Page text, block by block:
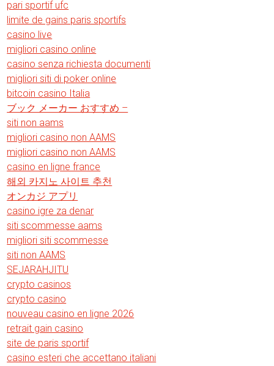
pari sportif ufc
limite de gains paris sportifs
casino live
migliori casino online
casino senza richiesta documenti
migliori siti di poker online
bitcoin casino Italia
ブック メーカー おすすめ –
siti non aams
migliori casino non AAMS
migliori casino non AAMS
casino en ligne france
해외 카지노 사이트 추천
オンカジ アプリ
casino igre za denar
siti scommesse aams
migliori siti scommesse
siti non AAMS
SEJARAHJITU
crypto casinos
crypto casino
nouveau casino en ligne 2026
retrait gain casino
site de paris sportif
casino esteri che accettano italiani